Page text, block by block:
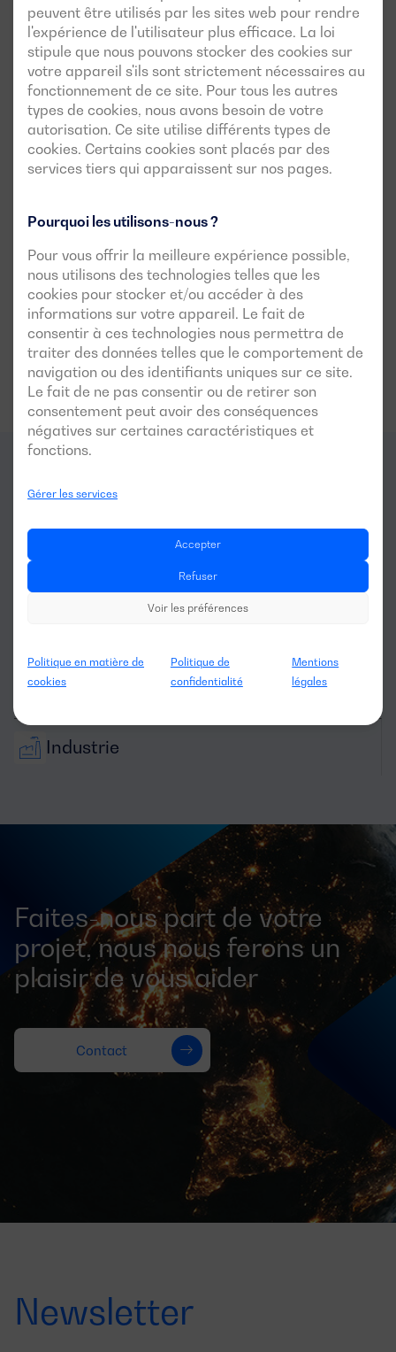
peuvent être utilisés par les sites web pour rendre
l'expérience de l'utilisateur plus efficace. La loi
stipule que nous pouvons stocker des cookies sur
votre appareil s'ils sont strictement nécessaires au
fonctionnement de ce site. Pour tous les autres
types de cookies, nous avons besoin de votre
autorisation. Ce site utilise différents types de
cookies. Certains cookies sont placés par des
services tiers qui apparaissent sur nos pages.
Pourquoi les utilisons-nous ?
Pour vous offrir la meilleure expérience possible,
nous utilisons des technologies telles que les
cookies pour stocker et/ou accéder à des
informations sur votre appareil. Le fait de
consentir à ces technologies nous permettra de
traiter des données telles que le comportement de
navigation ou des identifiants uniques sur ce site.
Le fait de ne pas consentir ou de retirer son
consentement peut avoir des conséquences
négatives sur certaines caractéristiques et
fonctions.
Gérer les services
Accepter
Refuser
Voir les préférences
Politique en matière de
cookies
Politique de
confidentialité
Mentions
légales
Pour quels
générateur est-il optimal?
Résidentiel
Industrie
Faites-nous part de votre
projet, nous nous ferons un
plaisir de vous aider
Contact
Newsletter